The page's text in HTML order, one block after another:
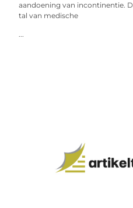
aandoening van incontinentie.
tal van medische
...